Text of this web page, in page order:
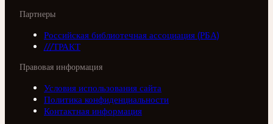
Партнеры
Российская библиотечная ассоциация (РБА)
///ТРАКТ
Правовая информация
Условия использования сайта
Политика конфиденциальности
Контактная информация